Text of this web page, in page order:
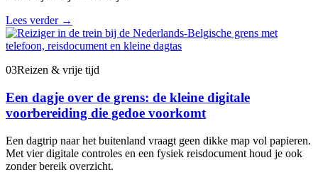
Lees verder →
03Reizen & vrije tijd
Een dagje over de grens: de kleine digitale
voorbereiding die gedoe voorkomt
Een dagtrip naar het buitenland vraagt geen dikke map vol papieren.
Met vier digitale controles en een fysiek reisdocument houd je ook
zonder bereik overzicht.